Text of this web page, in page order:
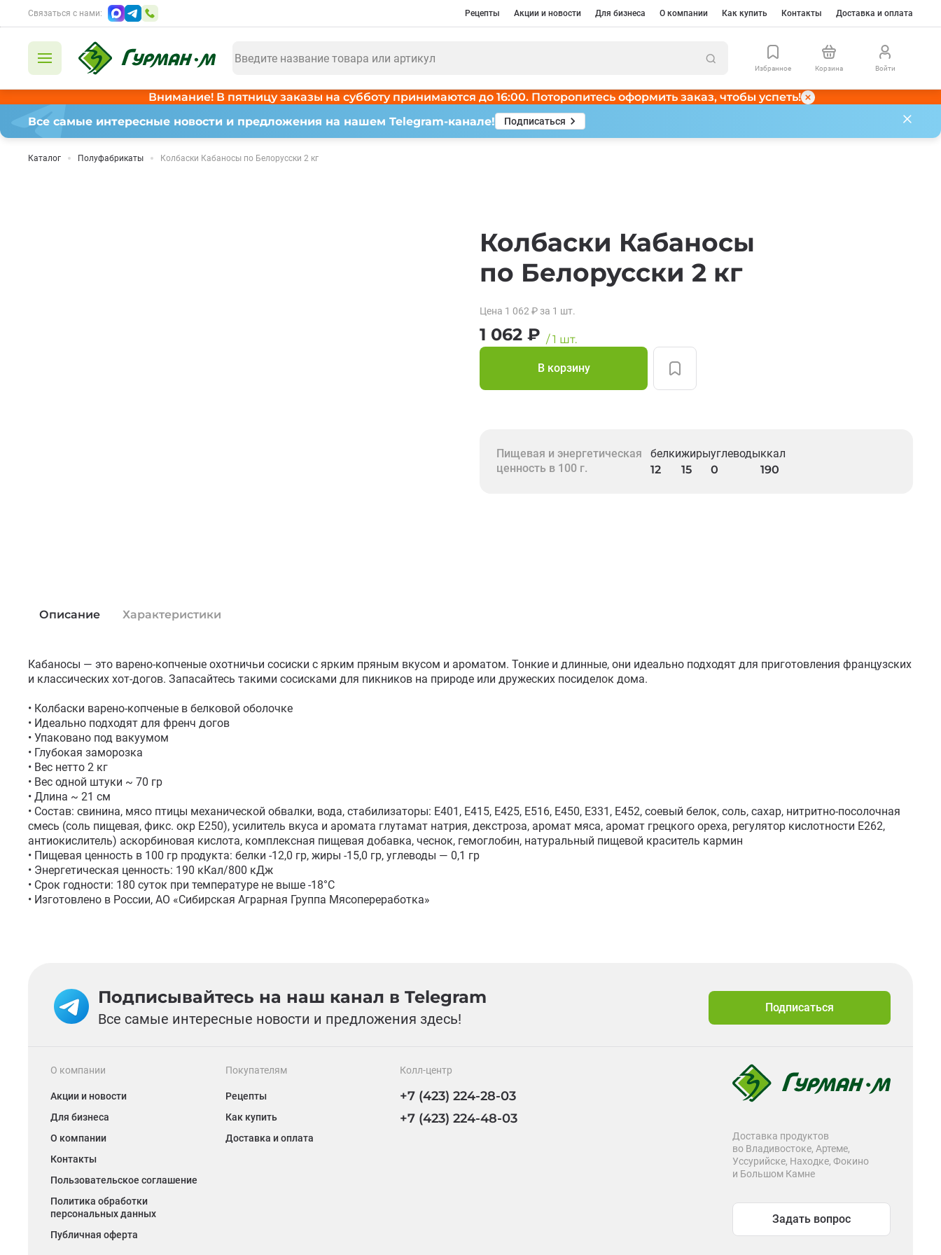
Связаться с нами: Рецепты Акции и новости Для бизнеса О компании Как купить Контакты Доставка и оплата
Избранное Корзина Войти
Внимание! В пятницу заказы на субботу принимаются до 16:00. Поторопитесь оформить заказ, чтобы успеть!
Все самые интересные новости и предложения на нашем Telegram-канале!
Подписаться
Каталог Полуфабрикаты Колбаски Кабаносы по Белорусски 2 кг
Колбаски Кабаносы
по Белорусски 2 кг
Цена 1 062 ₽ за 1 шт.
1 062 ₽ /1 шт.
В корзину
Пищевая и энергетическая
ценность в 100 г.
белки
12
жиры
15
углеводы
0
ккал
190
Описание Характеристики
Кабаносы — это варено-копченые охотничьи сосиски с ярким пряным вкусом и ароматом. Тонкие и длинные, они идеально подходят для приготовления французских
и классических хот-догов. Запасайтесь такими сосисками для пикников на природе или дружеских посиделок дома.
• Колбаски варено-копченые в белковой оболочке
• Идеально подходят для френч догов
• Упаковано под вакуумом
• Глубокая заморозка
• Вес нетто 2 кг
• Вес одной штуки ~ 70 гр
• Длина ~ 21 см
• Состав: свинина, мясо птицы механической обвалки, вода, стабилизаторы: Е401, Е415, Е425, Е516, Е450, Е331, Е452, соевый белок, соль, сахар, нитритно-посолочная
смесь (соль пищевая, фикс. окр Е250), усилитель вкуса и аромата глутамат натрия, декстроза, аромат мяса, аромат грецкого ореха, регулятор кислотности Е262,
антиокислитель) аскорбиновая кислота, комплексная пищевая добавка, чеснок, гемоглобин, натуральный пищевой краситель кармин
• Пищевая ценность в 100 гр продукта: белки -12,0 гр, жиры -15,0 гр, углеводы — 0,1 гр
• Энергетическая ценность: 190 кКал/800 кДж
• Срок годности: 180 суток при температуре не выше -18°С
• Изготовлено в России, АО «Сибирская Аграрная Группа Мясопереработка»
Подписывайтесь на наш канал в Telegram
Все самые интересные новости и предложения здесь!
Подписаться
О компании
Акции и новости
Для бизнеса
О компании
Контакты
Пользовательское соглашение
Политика обработки
персональных данных
Публичная оферта
Покупателям
Рецепты
Как купить
Доставка и оплата
Колл-центр
+7 (423) 224-28-03
+7 (423) 224-48-03
Доставка продуктов
во Владивостоке, Артеме,
Уссурийске, Находке, Фокино
и Большом Камне
Задать вопрос